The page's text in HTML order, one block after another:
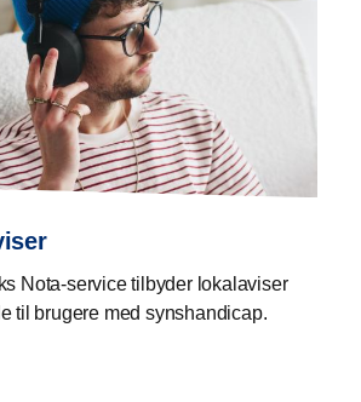
Nota-service tilbyder lokalaviser
til brugere med synshandicap.